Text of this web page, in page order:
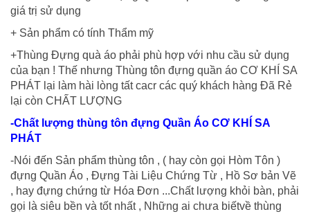
giá trị sử dụng
+ Sản phẩm có tính Thẩm mỹ
+Thùng Đựng quà áo phải phù hợp với nhu cầu sử dụng
của bạn ! Thế nhưng Thùng tôn đựng quần áo CƠ KHÍ SA
PHÁT lại làm hài lòng tất cacr các quý khách hàng Đã Rẻ
lại còn CHẤT LƯỢNG
-Chất lượng thùng tôn đựng Quần Áo CƠ KHÍ SA
PHÁT
-Nói đến Sản phẩm thùng tôn , ( hay còn gọi Hòm Tôn )
đựng Quần Áo , Đựng Tài Liệu Chứng Từ , Hồ Sơ bản Vẽ
, hay đựng chứng từ Hóa Đơn ...Chất lượng khỏi bàn, phải
gọi là siêu bền và tốt nhất , Những ai chưa biếtvề thùng